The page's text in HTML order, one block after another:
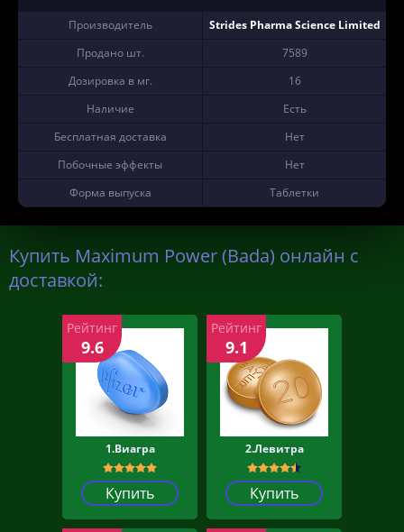
Производитель
Strides Pharma Science Limited
Продано шт.
7589
Дозировка в мг.
16
Наличие
Есть
Бесплатная доставка
Нет
Побочные эффекты
Нет
Форма выпуска
Таблетки
Купить Maximum Power (Bada) онлайн с
доставкой:
1.Виагра
Купить
Рейтинг
9.6
2.Левитра
Купить
Рейтинг
9.1